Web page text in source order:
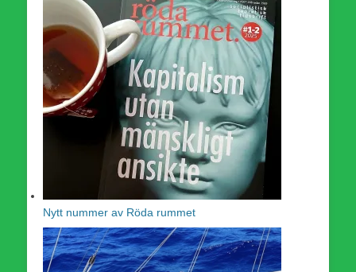
Nytt nummer av Röda rummet